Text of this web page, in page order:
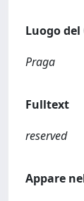
Luogo del
Praga
Fulltext
reserved
Appare